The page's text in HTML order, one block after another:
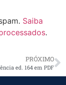
Saiba
.
PRÓXIMO
ed. 164 em PDF